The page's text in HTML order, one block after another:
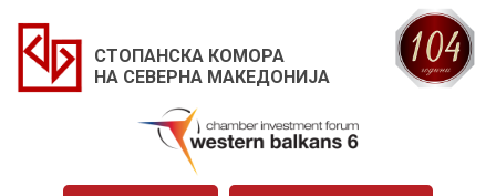
СТОПАНСКА КОМОРА
НА СЕВЕРНА МАКЕДОНИЈА